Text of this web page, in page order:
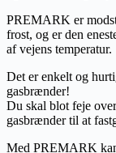
PREMARK er
frost, og er den
af vejens temperatur.
Det er enkelt og
gasbrænder!
Du skal blot feje
gasbrænder til at
Med PREMARK